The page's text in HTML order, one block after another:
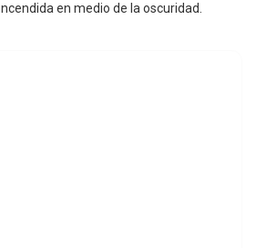
en medio de la oscuridad.